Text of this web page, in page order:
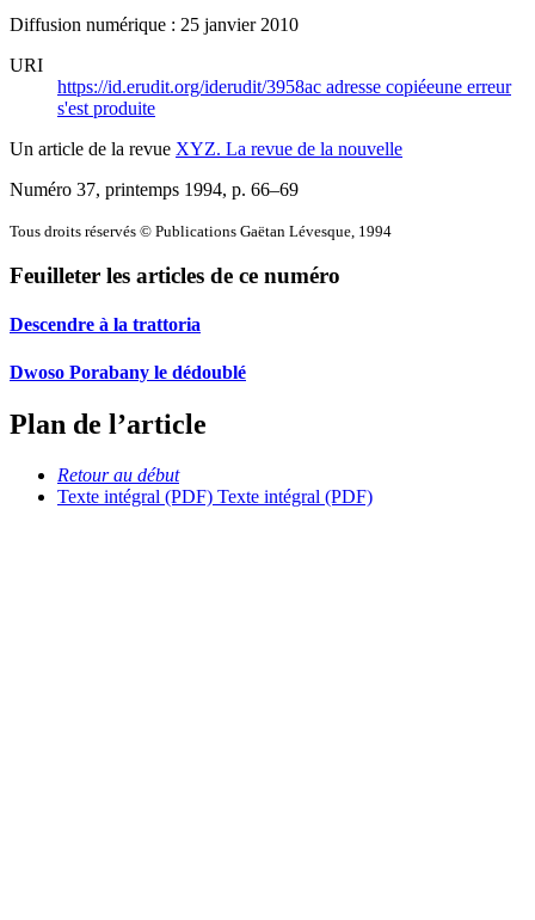
Diffusion numérique : 25 janvier 2010
URI
https://id.erudit.org/iderudit/3958ac adresse copiéeune erreur
s'est produite
Un article de la revue XYZ. La revue de la nouvelle
Numéro 37, printemps 1994, p. 66–69
Tous droits réservés © Publications Gaëtan Lévesque, 1994
Feuilleter les articles de ce numéro
Descendre à la trattoria
Dwoso Porabany le dédoublé
Plan de l’article
Retour au début
Texte intégral (PDF) Texte intégral (PDF)